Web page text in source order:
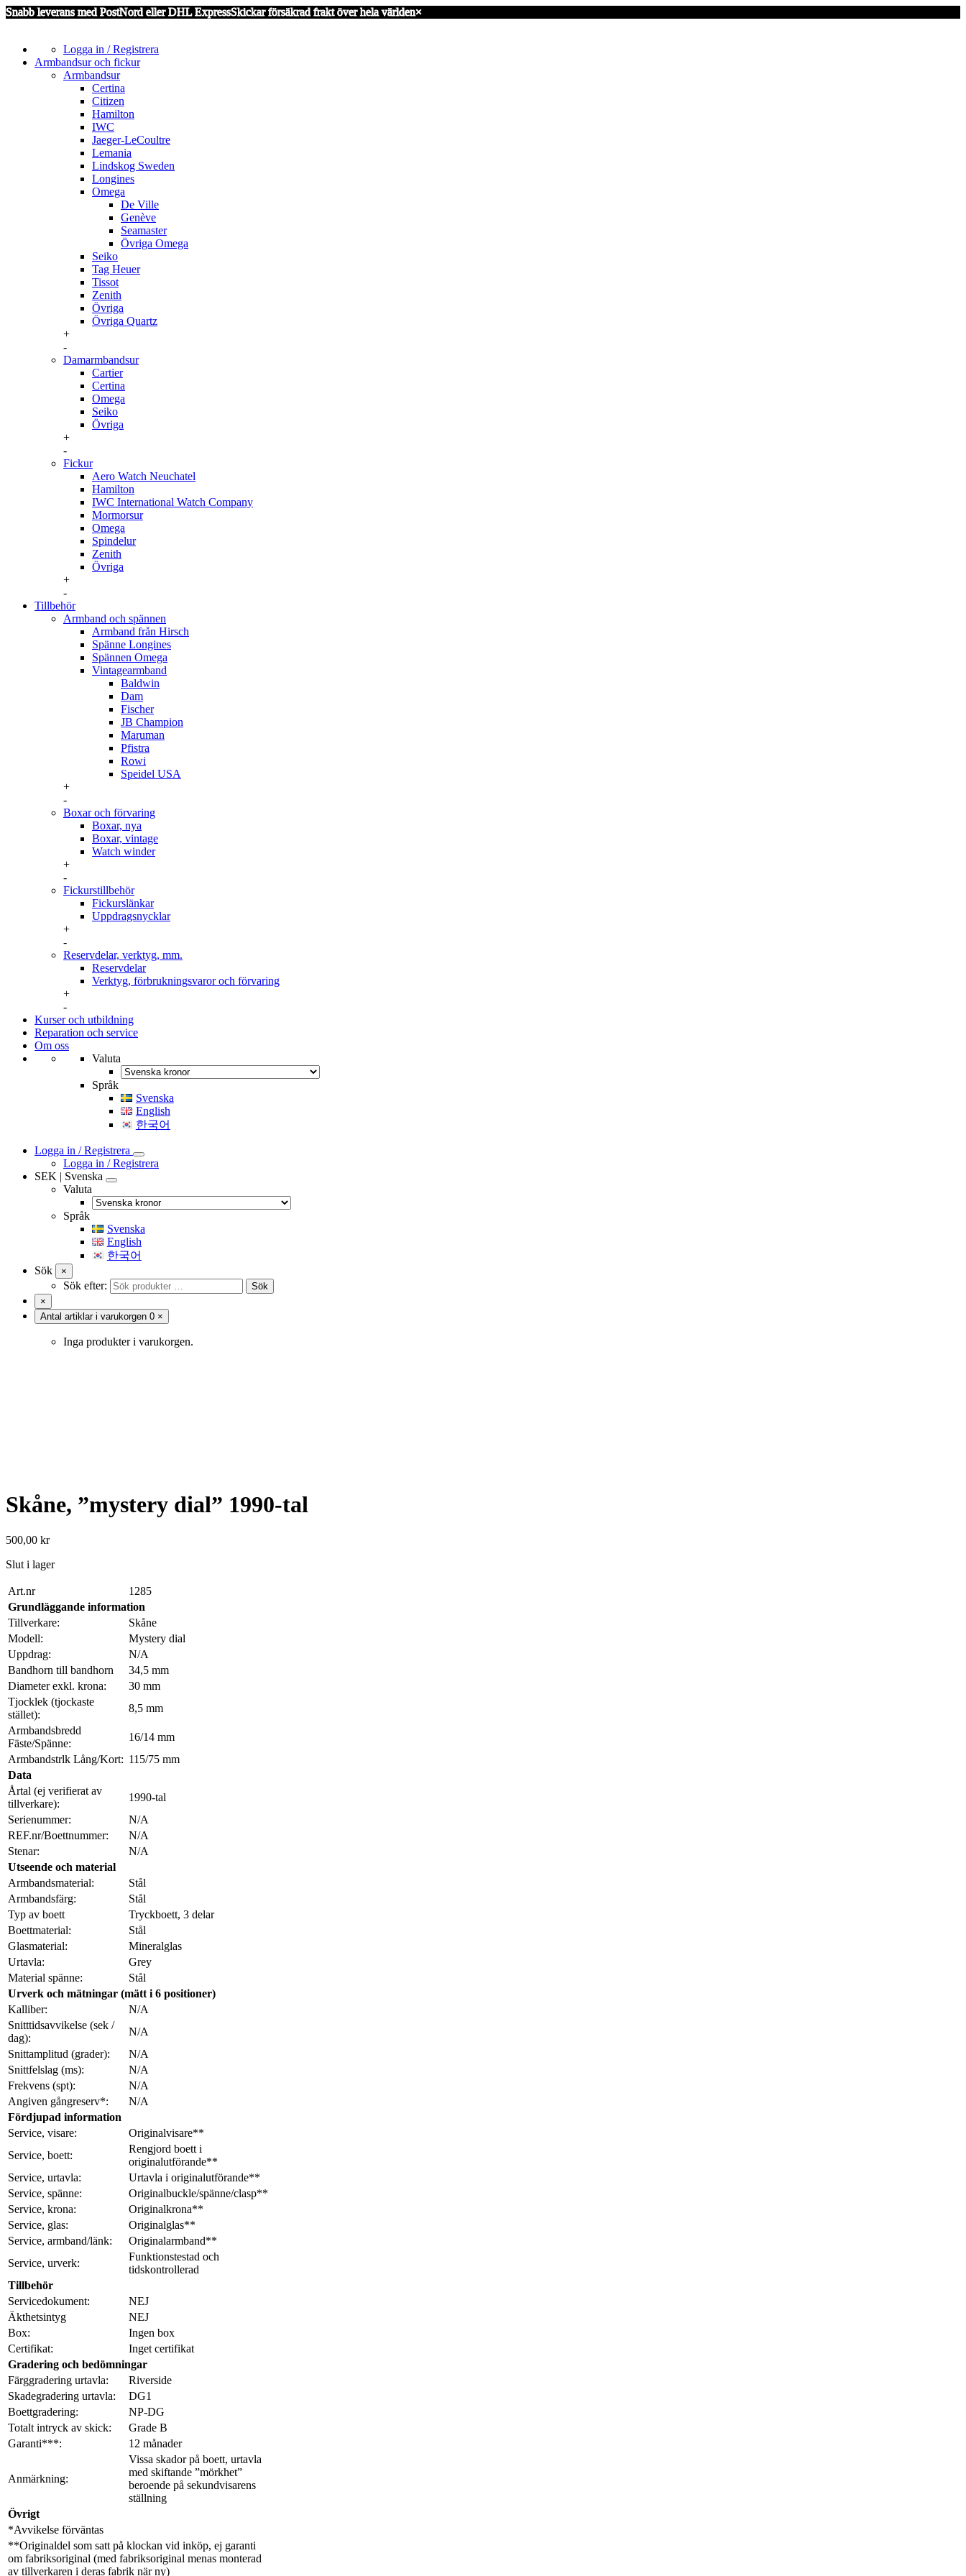
Snabb leverans med PostNord eller DHL ExpressSkickar försäkrad frakt över hela världen×
Logga in / Registrera
Armbandsur och fickur
Armbandsur
Certina
Citizen
Hamilton
IWC
Jaeger-LeCoultre
Lemania
Lindskog Sweden
Longines
Omega
De Ville
Genève
Seamaster
Övriga Omega
Seiko
Tag Heuer
Tissot
Zenith
Övriga
Övriga Quartz
+
-
Damarmbandsur
Cartier
Certina
Omega
Seiko
Övriga
+
-
Fickur
Aero Watch Neuchatel
Hamilton
IWC International Watch Company
Mormorsur
Omega
Spindelur
Zenith
Övriga
+
-
Tillbehör
Armband och spännen
Armband från Hirsch
Spänne Longines
Spännen Omega
Vintagearmband
Baldwin
Dam
Fischer
JB Champion
Maruman
Pfistra
Rowi
Speidel USA
+
-
Boxar och förvaring
Boxar, nya
Boxar, vintage
Watch winder
+
-
Fickurstillbehör
Fickurslänkar
Uppdragsnycklar
+
-
Reservdelar, verktyg, mm.
Reservdelar
Verktyg, förbrukningsvaror och förvaring
+
-
Kurser och utbildning
Reparation och service
Om oss
Valuta
Språk
Svenska
English
한국어
Logga in / Registrera
Logga in / Registrera
SEK | Svenska
Valuta
Språk
Svenska
English
한국어
Sök
×
Sök efter:
Sök
×
Antal artiklar i varukorgen 0 ×
Inga produkter i varukorgen.
Skåne, ”mystery dial” 1990-tal
500,00 kr
Slut i lager
Art.nr
1285
Grundläggande information
Tillverkare:
Skåne
Modell:
Mystery dial
Uppdrag:
N/A
Bandhorn till bandhorn
34,5 mm
Diameter exkl. krona:
30 mm
Tjocklek (tjockaste
stället):
8,5 mm
Armbandsbredd
Fäste/Spänne:
16/14 mm
Armbandstrlk Lång/Kort: 115/75 mm
Data
Årtal (ej verifierat av
tillverkare):
1990-tal
Serienummer:
N/A
REF.nr/Boettnummer:
N/A
Stenar:
N/A
Utseende och material
Armbandsmaterial:
Stål
Armbandsfärg:
Stål
Typ av boett
Tryckboett, 3 delar
Boettmaterial:
Stål
Glasmaterial:
Mineralglas
Urtavla:
Grey
Material spänne:
Stål
Urverk och mätningar (mätt i 6 positioner)
Kalliber:
N/A
Snitttidsavvikelse (sek /
dag):
N/A
Snittamplitud (grader):
N/A
Snittfelslag (ms):
N/A
Frekvens (spt):
N/A
Angiven gångreserv*:
N/A
Fördjupad information
Service, visare:
Originalvisare**
Service, boett:
Rengjord boett i
originalutförande**
Service, urtavla:
Urtavla i originalutförande**
Service, spänne:
Originalbuckle/spänne/clasp**
Service, krona:
Originalkrona**
Service, glas:
Originalglas**
Service, armband/länk:
Originalarmband**
Service, urverk:
Funktionstestad och
tidskontrollerad
Tillbehör
Servicedokument:
NEJ
Äkthetsintyg
NEJ
Box:
Ingen box
Certifikat:
Inget certifikat
Gradering och bedömningar
Färggradering urtavla:
Riverside
Skadegradering urtavla:
DG1
Boettgradering:
NP-DG
Totalt intryck av skick:
Grade B
Garanti***:
12 månader
Anmärkning:
Vissa skador på boett, urtavla
med skiftande ”mörkhet”
beroende på sekundvisarens
ställning
Övrigt
*Avvikelse förväntas
**Originaldel som satt på klockan vid inköp, ej garanti
om fabriksoriginal (med fabriksoriginal menas monterad
av tillverkaren i deras fabrik när ny)